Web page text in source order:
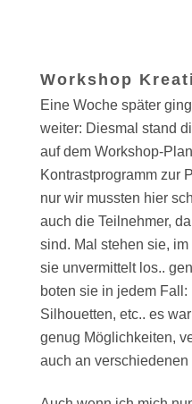
Workshop
Eine Woche später
weiter: Diesmal stand
auf dem Workshop-
Kontrastprogramm zur
nur wir mussten hier
auch die Teilnehmer,
sind. Mal stehen sie,
sie unvermittelt los..
boten sie in jedem
Silhouetten, etc.. es
genug Möglichkeiten,
auch an